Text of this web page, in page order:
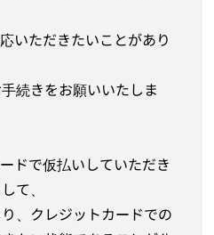
いただきたいことがあり
続きをお願いいたしま
ドで仮払いしていただき
て、
、クレジットカードでの